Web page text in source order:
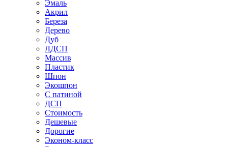
Эмаль
Акрил
Береза
Дерево
Дуб
ЛДСП
Массив
Пластик
Шпон
Экошпон
С патиной
ДСП
Стоимость
Дешевые
Дорогие
Эконом-класс